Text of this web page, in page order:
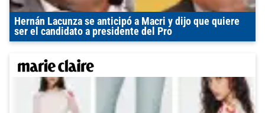
Hernán Lacunza se anticipó a Macri y dijo que quiere
ser el candidato a presidente del Pro